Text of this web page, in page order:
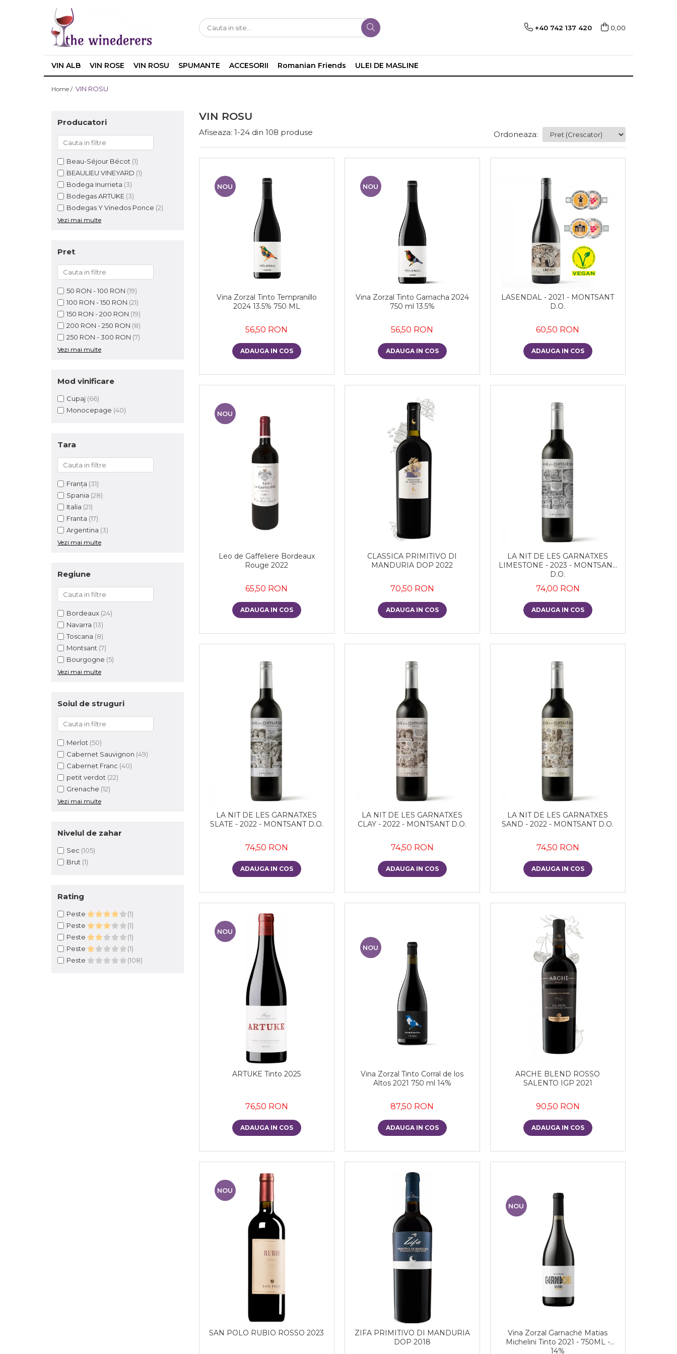
+40 742 137 420 0,00
VIN ALB VIN ROSE VIN ROSU SPUMANTE ACCESORII Romanian Friends ULEI DE MASLINE
Home / VIN ROSU
VIN ROSU
Producatori
Beau-Séjour Bécot (1)
BEAULIEU VINEYARD (1)
Bodega Inurrieta (3)
Bodegas ARTUKE (3)
Bodegas Y Vinedos Ponce (2)
Vezi mai multe
Pret
50 RON - 100 RON (19)
100 RON - 150 RON (21)
150 RON - 200 RON (19)
200 RON - 250 RON (8)
250 RON - 300 RON (7)
Vezi mai multe
Mod vinificare
Cupaj (66)
Monocepage (40)
Tara
Franța (31)
Spania (28)
Italia (21)
Franta (17)
Argentina (3)
Vezi mai multe
Regiune
Bordeaux (24)
Navarra (13)
Toscana (8)
Montsant (7)
Bourgogne (5)
Vezi mai multe
Soiul de struguri
Merlot (50)
Cabernet Sauvignon (49)
Cabernet Franc (40)
petit verdot (22)
Grenache (12)
Vezi mai multe
Nivelul de zahar
Sec (105)
Brut (1)
Rating
Peste
(1)
Peste
(1)
Peste
(1)
Peste
(1)
Peste
(108)
Afiseaza: 1-24din 108 produse Ordoneaza:
NOU
Vina Zorzal Tinto Tempranillo
2024 13.5% 750 ML
56,50 RON
ADAUGA IN COS
NOU
Vina Zorzal Tinto Garnacha 2024
750 ml 13.5%
56,50 RON
ADAUGA IN COS
LASENDAL - 2021 - MONTSANT
D.O.
60,50 RON
ADAUGA IN COS
NOU
Leo de Gaffeliere Bordeaux
Rouge 2022
65,50 RON
ADAUGA IN COS
CLASSICA PRIMITIVO DI
MANDURIA DOP 2022
70,50 RON
ADAUGA IN COS
LA NIT DE LES GARNATXES
LIMESTONE - 2023 - MONTSANT
D.O.
74,00 RON
ADAUGA IN COS
LA NIT DE LES GARNATXES
SLATE - 2022 - MONTSANT D.O.
74,50 RON
ADAUGA IN COS
LA NIT DE LES GARNATXES
CLAY - 2022 - MONTSANT D.O.
74,50 RON
ADAUGA IN COS
LA NIT DE LES GARNATXES
SAND - 2022 - MONTSANT D.O.
74,50 RON
ADAUGA IN COS
NOU
ARTUKE Tinto 2025
76,50 RON
ADAUGA IN COS
NOU
Vina Zorzal Tinto Corral de los
Altos 2021 750 ml 14%
87,50 RON
ADAUGA IN COS
ARCHE BLEND ROSSO
SALENTO IGP 2021
90,50 RON
ADAUGA IN COS
NOU
SAN POLO RUBIO ROSSO 2023
ZIFA PRIMITIVO DI MANDURIA
DOP 2018
NOU
Vina Zorzal Garnaché Matias
Michelini Tinto 2021 - 750ML -
14%